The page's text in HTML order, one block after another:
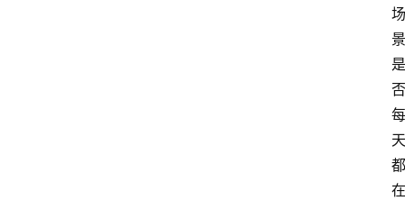
场
景
是
否
每
天
都
在